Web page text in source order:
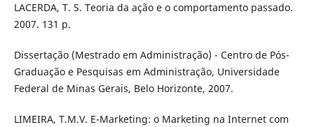
LACERDA, T. S. Teoria da ação e o comportamento passado.
2007. 131 p.
Dissertação (Mestrado em Administração) - Centro de Pós-
Graduação e Pesquisas em Administração, Universidade
Federal de Minas Gerais, Belo Horizonte, 2007.
LIMEIRA, T.M.V. E-Marketing: o Marketing na Internet com